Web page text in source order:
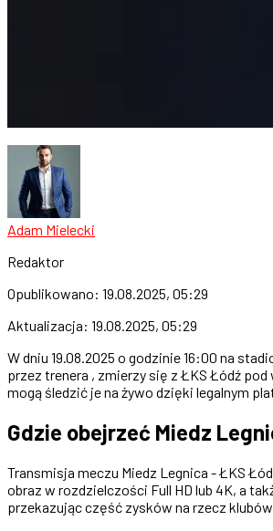
Adam Mielecki
Redaktor
Opublikowano: 19.08.2025, 05:29
Aktualizacja: 19.08.2025, 05:29
W dniu 19.08.2025 o godzinie 16:00 na
przez trenera , zmierzy się z ŁKS Łódź
mogą śledzić je na żywo dzięki legalnym
Gdzie obejrzeć Miedz
Transmisja meczu Miedz Legnica - ŁKS
obraz w rozdzielczości Full HD lub 4K, a
przekazując część zysków na rzecz